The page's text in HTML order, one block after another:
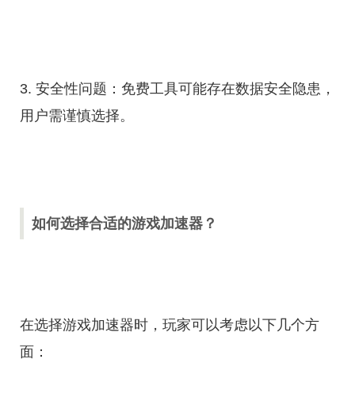
3. 安全性问题：免费工具可能存在数据安全隐患，
用户需谨慎选择。
如何选择合适的游戏加速器？
在选择游戏加速器时，玩家可以考虑以下几个方
面：